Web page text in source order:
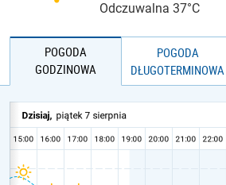
Odczuwalna 37°C
POGODA
GODZINOWA
POGODA
DŁUGOTERMINOWA